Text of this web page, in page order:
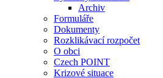
Archiv
Formuláře
Dokumenty
Rozklikávací rozpočet
O obci
Czech POINT
Krizové situace